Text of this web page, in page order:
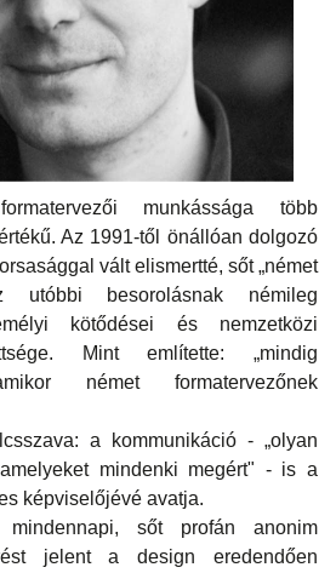
munkássága több
Az 1991-től önállóan dolgozó
vált elismertté, sőt „német
utóbbi besorolásnak némileg
kötődései és nemzetközi
Mint említette: „mindig
német formatervezőnek
a kommunikáció - „olyan
mindenki megért" - is a
képviselőjévé avatja.
sőt profán anonim
jelent a design eredendően